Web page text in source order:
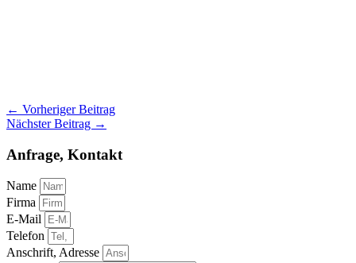
← Vorheriger Beitrag
Nächster Beitrag →
Anfrage, Kontakt
Name
Firma
E-Mail
Telefon
Anschrift, Adresse